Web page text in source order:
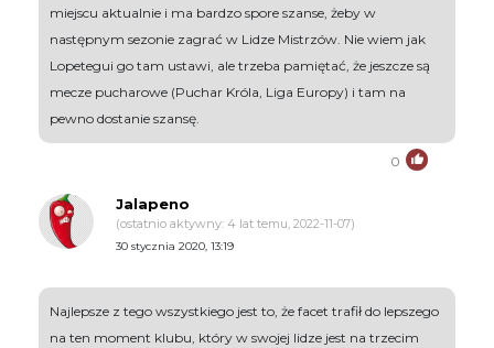
miejscu aktualnie i ma bardzo spore szanse, żeby w
następnym sezonie zagrać w Lidze Mistrzów. Nie wiem jak
Lopetegui go tam ustawi, ale trzeba pamiętać, że jeszcze są
mecze pucharowe (Puchar Króla, Liga Europy) i tam na
pewno dostanie szansę.
0
Jalapeno
(ostatnio aktywny: 4 lat temu, 2022-11-07)
30 stycznia 2020, 13:19
Najlepsze z tego wszystkiego jest to, że facet trafił do lepszego
na ten moment klubu, który w swojej lidze jest na trzecim